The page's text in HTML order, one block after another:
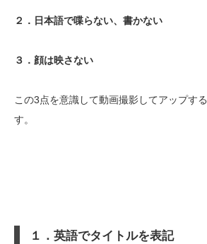
２．日本語で喋らない、書かない
３．顔は映さない
この3点を意識して動画撮影してアップす
す。
１．英語でタイトルを表記